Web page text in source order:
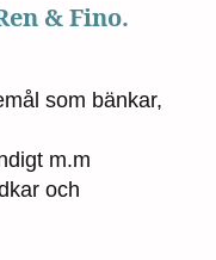
& Fino.
som bänkar,
m.m
och